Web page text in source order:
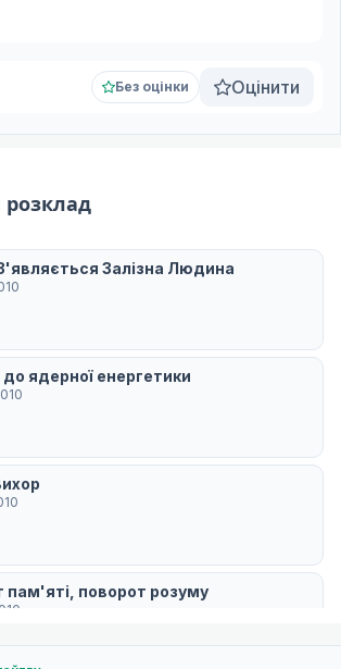
Без оцінки Оцінити
Залізна Людина
до ядерної енергетики
пам'яті, поворот розуму